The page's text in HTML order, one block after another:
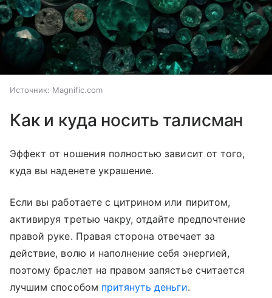
Источник: Magnific.com
Как и куда носить талисман
Эффект от ношения полностью зависит от того,
куда вы наденете украшение.
Если вы работаете с цитрином или пиритом,
активируя третью чакру, отдайте предпочтение
правой руке. Правая сторона отвечает за
действие, волю и наполнение себя энергией,
поэтому браслет на правом запястье считается
лучшим способом притянуть деньги.